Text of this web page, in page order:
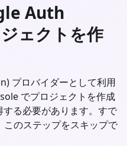
Auth
ェクトを作
プロバイダーとして利用
でプロジェクトを作成
る必要があります。すで
のステップをスキップで